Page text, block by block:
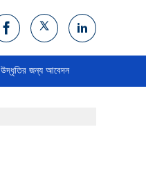
উদ্ধৃতির জন্য আবেদন